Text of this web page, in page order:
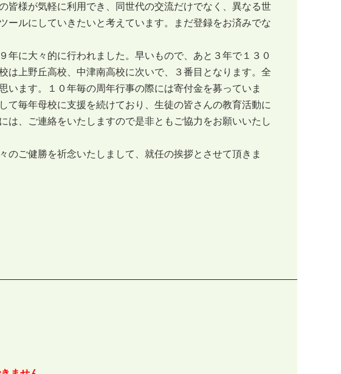
皆様が気軽に利用でき、同世代の交流だけでなく、異なる世
ールにしていきたいと考えています。まだ登録をお済みでな
に大々的に行われました。早いもので、あと３年で１３０
は上野丘高校、中津南高校に次いで、３番目となります。全
います。１０年毎の周年行事の際には寄付金を募っていま
て毎年母校に支援を続けており、生徒の皆さんの教育活動に
は、ご連絡をいたしますので是非ともご協力をお願いいたし
ご健勝を祈念いたしまして、就任の挨拶とさせて頂きま